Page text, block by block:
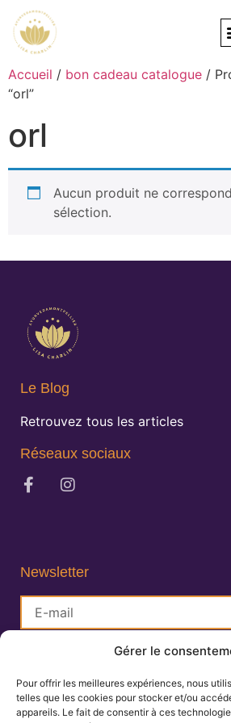
Gérer le
Pour offrir les meilleures expériences, nous
telles que les cookies pour stocker et/ou
appareils. Le fait de consentir à ces
Accueil / bon cadeau catalogue /
“orl”
orl
Aucun produit ne
sélection.
Le Blog
Retrouvez tous les articles
Réseaux sociaux
Newsletter
S'inscrire
Lisa Charlin